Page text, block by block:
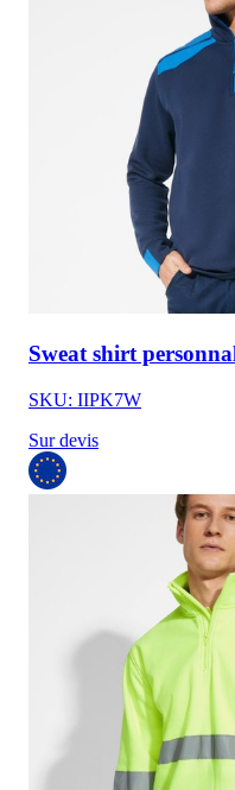
Sweat shirt
SKU: IIPK7W
Sur devis